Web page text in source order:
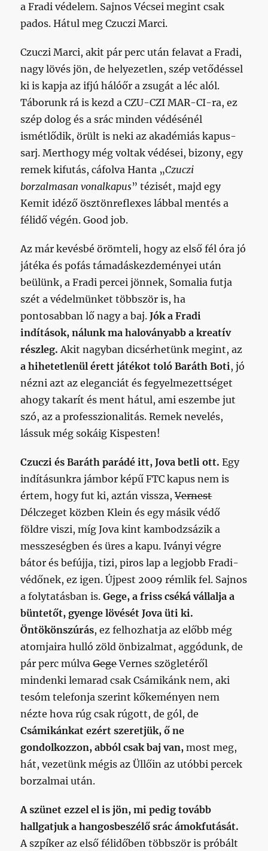
a Fradi védelem. Sajnos Vécsei megint csak
pados. Hátul meg Czuczi Marci.
Czuczi Marci, akit pár perc után felavat a Fradi,
nagy lövés jön, de helyezetlen, szép vetődéssel
ki is kapja az ifjú hálóőr a zsugát a léc alól.
Táborunk rá is kezd a CZU-CZI MAR-CI-ra, ez
szép dolog és a srác minden védésénél
ismétlődik, örült is neki az akadémiás kapus-
sarj. Merthogy még voltak védései, bizony, egy
remek kifutás, cáfolva Hanta „Czuczi
borzalmasan vonalkapus” tézisét, majd egy
Kemit idéző ösztönreflexes lábbal mentés a
félidő végén. Good job.
Az már kevésbé örömteli, hogy az első fél óra jó
játéka és pofás támadáskezdeményei után
beülünk, a Fradi percei jönnek, Somalia futja
szét a védelmünket többször is, ha
pontosabban lő nagy a baj.Jók a Fradi
indítások, nálunk ma haloványabb a kreatív
részleg.Akit nagyban dicsérhetünk megint, az
a hihetetlenül érett játékot toló Baráth Boti, jó
nézni azt az eleganciát és fegyelmezettséget
ahogy takarít és ment hátul, ami eszembe jut
szó, az a professzionalitás. Remek nevelés,
lássuk még sokáig Kispesten!
Czuczi és Baráth parádé itt, Jova betli ott.Egy
indításunkra jámbor képű FTC kapus nem is
értem, hogy fut ki, aztán vissza,Vernest
Délczeget közben Klein és egy másik védő
földre viszi, míg Jova kint kambodzsázik a
messzeségben és üres a kapu. Iványi végre
bátor és befújja, tizi, piros lap a legjobb Fradi-
védőnek, ez igen. Újpest 2009 rémlik fel. Sajnos
a folytatásban is.Gege, a friss cséká vállalja a
büntetőt, gyenge lövését Jova üti ki.
Öntökönszúrás, ez felhozhatja az előbb még
atomjaira hulló zöld önbizalmat, aggódunk, de
pár perc múlvaGegeVernes szögletéről
mindenki lemarad csak Csámikánk nem, aki
tesóm telefonja szerint kőkeményen nem
nézte hova rúg csak rúgott, de gól, de
Csámikánkat ezért szeretjük, ő ne
gondolkozzon, abból csak baj van, most meg,
hát, vezetünk mégis az Üllőin az utóbbi percek
borzalmai után.
A szünet ezzel el is jön, mi pedig tovább
hallgatjuk a hangosbeszélő srác ámokfutását.
A szpíker az első félidőben többször is próbált